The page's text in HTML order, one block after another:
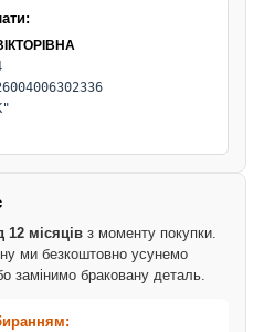
12 місяців з моменту покупки.
ми безкоштовно усунемо
замінимо браковану деталь.